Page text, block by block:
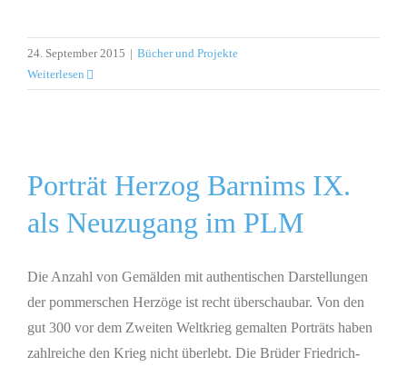
24. September 2015 | Bücher und Projekte
Weiterlesen
Porträt Herzog Barnims IX.
als Neuzugang im PLM
Die Anzahl von Gemälden mit authentischen Darstellungen
der pommerschen Herzöge ist recht überschaubar. Von den
gut 300 vor dem Zweiten Weltkrieg gemalten Porträts haben
zahlreiche den Krieg nicht überlebt. Die Brüder Friedrich-